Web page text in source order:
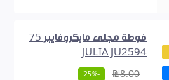
فوطة مجلى مايكروفايبر 75
JULIA JU2594
₪8.00
-25%